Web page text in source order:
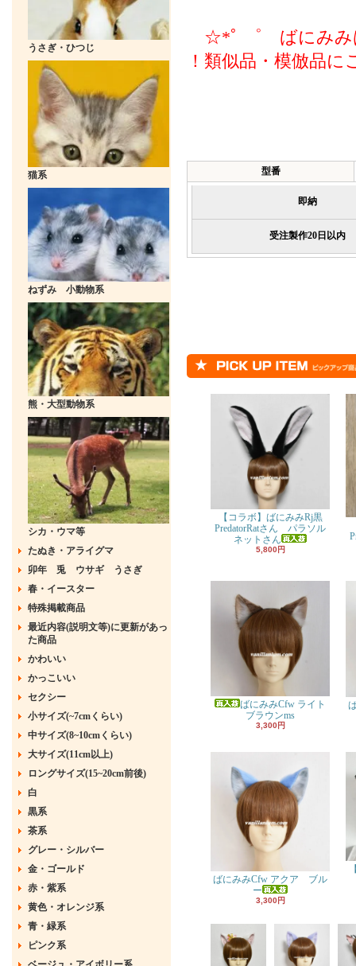
うさぎ・ひつじ
猫系
ねずみ 小動物系
熊・大型動物系
シカ・ウマ等
たぬき・アライグマ
卯年 兎 ウサギ うさぎ
春・イースター
特殊掲載商品
最近内容(説明文等)に更新があっ
た商品
かわいい
かっこいい
セクシー
小サイズ(~7cmくらい)
中サイズ(8~10cmくらい)
大サイズ(11cm以上)
ロングサイズ(15~20cm前後)
白
黒系
茶系
グレー・シルバー
金・ゴールド
赤・紫系
黄色・オレンジ系
青・緑系
ピンク系
☆*ﾟ ゜ ばにみみ
！類似品・模倣品
型番
即納
受注製作20日以内
【コラボ】ばにみみRj黒
PredatorRatさん パラソル
ネットさん
5,800円
ばにみみCfw ライト
ブラウンms
3,300円
ばにみみCfw アクア ブル
ー
3,300円